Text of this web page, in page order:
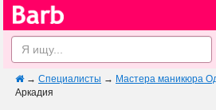
→ Специалисты → Мастера маникюра
Аркадия